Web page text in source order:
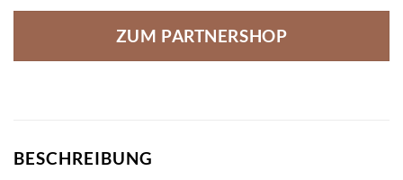
ZUM PARTNERSHOP
BESCHREIBUNG